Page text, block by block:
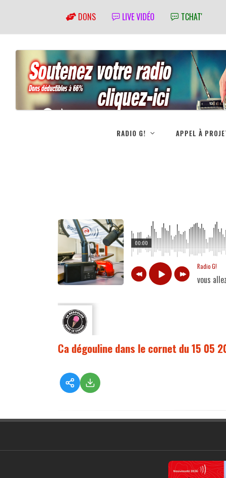
DONS LIVE VIDÉO TCHAT'
RADIO G! APPEL À
00:00
Radio G!
vous
Ca dégouline dans le cornet du 15 05